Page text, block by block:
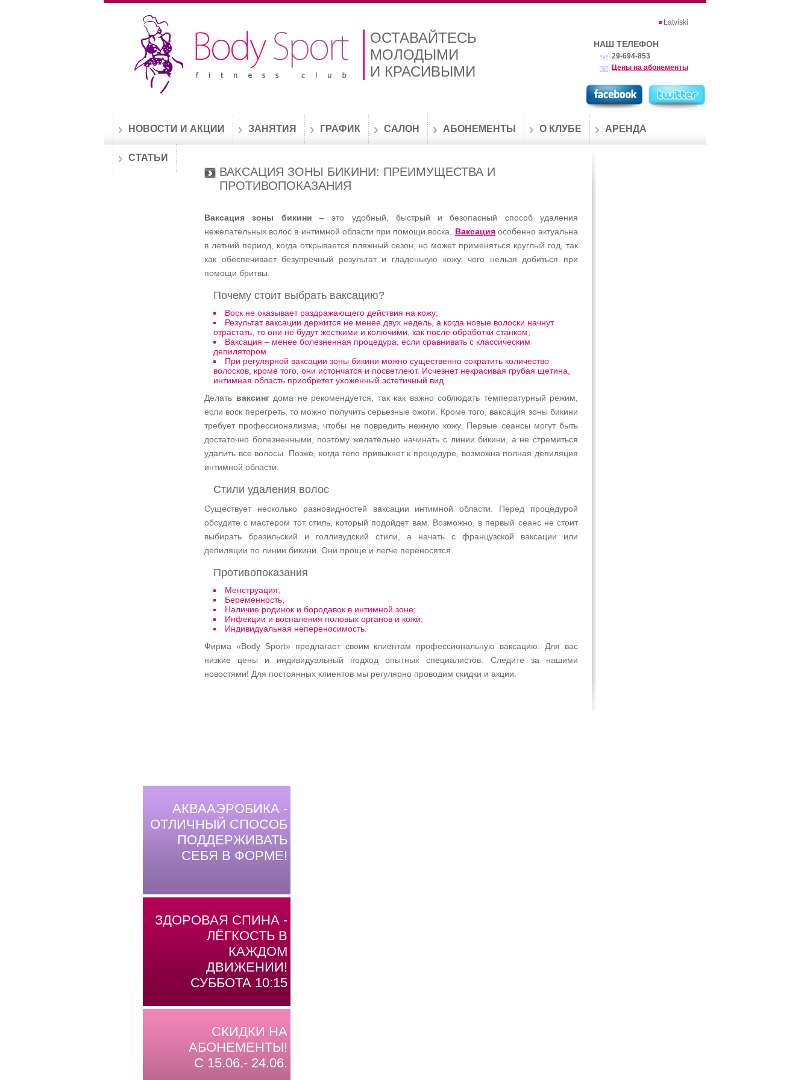
ОСТАВАЙТЕСЬ
МОЛОДЫМИ
И КРАСИВЫМИ
Latviski
НАШ ТЕЛЕФОН
29-694-853
Цены на абонементы
НОВОСТИ И АКЦИИ ЗАНЯТИЯ ГРАФИК САЛОН АБОНЕМЕНТЫ О КЛУБЕ АРЕНДА
СТАТЬИ
ВАКСАЦИЯ ЗОНЫ БИКИНИ: ПРЕИМУЩЕСТВА И
ПРОТИВОПОКАЗАНИЯ
Ваксация зоны бикини – это удобный, быстрый и безопасный способ удаления
нежелательных волос в интимной области при помощи воска. Ваксацияособенно актуальна
в летний период, когда открывается пляжный сезон, но может применяться круглый год, так
как обеспечивает безупречный результат и гладенькую кожу, чего нельзя добиться при
помощи бритвы.
Почему стоит выбрать ваксацию?
Воск не оказывает раздражающего действия на кожу;
Результат ваксации держится не менее двух недель, а когда новые волоски начнут
отрастать, то они не будут жесткими и колючими, как после обработки станком;
Ваксация – менее болезненная процедура, если сравнивать с классическим
депилятором.
При регулярной ваксации зоны бикини можно существенно сократить количество
волосков, кроме того, они истончатся и посветлеют. Исчезнет некрасивая грубая щетина,
интимная область приобретет ухоженный эстетичный вид.
Делать ваксингдома не рекомендуется, так как важно соблюдать температурный режим,
если воск перегреть, то можно получить серьезные ожоги. Кроме того, ваксация зоны бикини
требует профессионализма, чтобы не повредить нежную кожу. Первые сеансы могут быть
достаточно болезненными, поэтому желательно начинать с линии бикини, а не стремиться
удалить все волосы. Позже, когда тело привыкнет к процедуре, возможна полная депиляция
интимной области.
Стили удаления волос
Существует несколько разновидностей ваксации интимной области. Перед процедурой
обсудите с мастером тот стиль, который подойдет вам. Возможно, в первый сеанс не стоит
выбирать бразильский и голливудский стили, а начать с французской ваксации или
депиляции по линии бикини. Они проще и легче переносятся.
Противопоказания
Менструация;
Беременность;
Наличие родинок и бородавок в интимной зоне;
Инфекции и воспаления половых органов и кожи;
Индивидуальная непереносимость.
Фирма «Body Sport» предлагает своим клиентам профессиональную ваксацию. Для вас
низкие цены и индивидуальный подход опытных специалистов. Следите за нашими
новостями! Для постоянных клиентов мы регулярно проводим скидки и акции.
АКВААЭРОБИКА -
ОТЛИЧНЫЙ СПОСОБ
ПОДДЕРЖИВАТЬ
СЕБЯ В ФОРМЕ!
ЗДОРОВАЯ СПИНА -
ЛЁГКОСТЬ В
КАЖДОМ
ДВИЖЕНИИ!
СУББОТА 10:15
СКИДКИ НА
АБОНЕМЕНТЫ!
С 15.06.- 24.06.